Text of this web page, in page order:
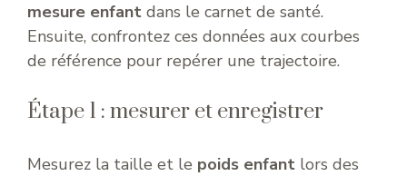
mesure enfant dans le carnet de santé.
Ensuite, confrontez ces données aux courbes
de référence pour repérer une trajectoire.
Étape 1 : mesurer et enregistrer
Mesurez la taille et le poids enfant lors des